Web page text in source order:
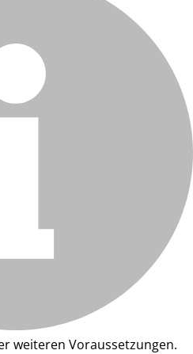
weiteren Voraussetzungen.